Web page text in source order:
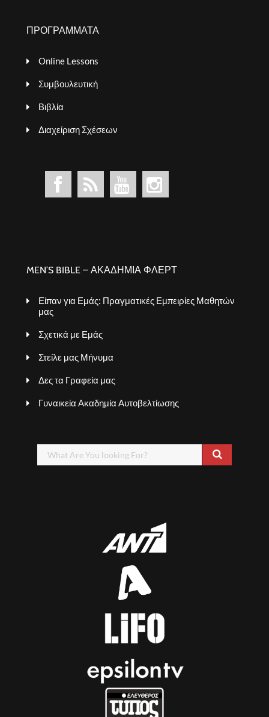
ΠΡΟΓΡΑΜΜΑΤΑ
Online Lessons
Συμβουλευτική
Βιβλία
Διαχείριση Σχέσεων
MEN’S BIBLE – ΑΚΑΔΗΜΙΑ ΦΛΕΡΤ
Είπαν για Εμάς: Πραγματικές Εμπειρίες Μαθητών
μας
Σχετικά με Εμάς
Στείλε μας Μήνυμα
Δες τα Γραφεία μας
Γυναικεία Ακαδημία Αυτοβελτίωσης